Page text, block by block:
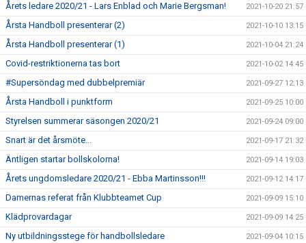
Årets ledare 2020/21 - Lars Enblad och Marie Bergsman! 2021-10-20 21:57
Årsta Handboll presenterar (2) 2021-10-10 13:15
Årsta Handboll presenterar (1) 2021-10-04 21:24
Covid-restriktionerna tas bort 2021-10-02 14:45
#Supersöndag med dubbelpremiär 2021-09-27 12:13
Årsta Handboll i punktform 2021-09-25 10:00
Styrelsen summerar säsongen 2020/21 2021-09-24 09:00
Snart är det årsmöte... 2021-09-17 21:32
Äntligen startar bollskolorna! 2021-09-14 19:03
Årets ungdomsledare 2020/21 - Ebba Martinsson!!! 2021-09-12 14:17
Damernas referat från Klubbteamet Cup 2021-09-09 15:10
Klädprovardagar 2021-09-09 14:25
Ny utbildningsstege för handbollsledare 2021-09-04 10:15